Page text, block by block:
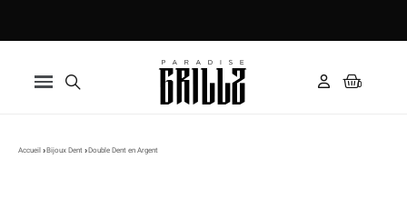
Accueil Bijoux Dent Double Dent en Argent